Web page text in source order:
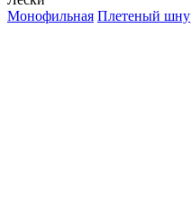
Монофильная Плетеный